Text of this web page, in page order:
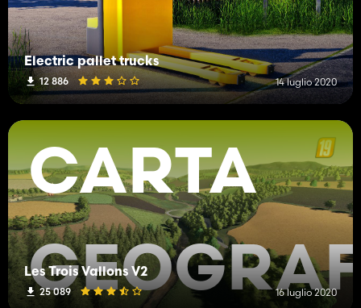
Electric pallet trucks
12 886 14 luglio 2020
CARTA
Les Trois Vallons V2
25 089 16 luglio 2020